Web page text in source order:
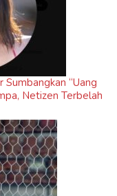
“Uang
Netizen Terbelah